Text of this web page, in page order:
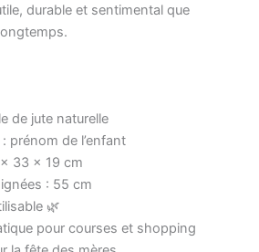
durable et sentimental que
de jute naturelle
prénom de l’enfant
33 x 19 cm
: 55 cm
🌿
pour courses et shopping